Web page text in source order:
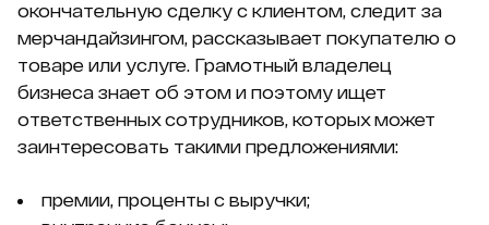
окончательную сделку с клиентом, следит за
мерчандайзингом, рассказывает покупателю о
товаре или услуге. Грамотный владелец
бизнеса знает об этом и поэтому ищет
ответственных сотрудников, которых может
заинтересовать такими предложениями:
премии, проценты с выручки;